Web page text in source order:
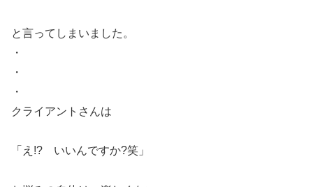
と言ってしまいました。
・
・
・
クライアントさんは
「え!? いいんですか?笑」